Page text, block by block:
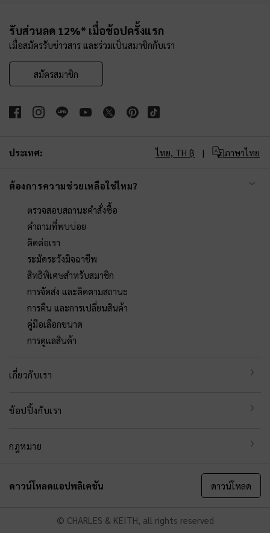
รับส่วนลด 12%* เมื่อช้อปครั้งแรก
เมื่อสมัครรับข่าวสาร และร่วมเป็นสมาชิกกับเรา
สมัครสมาชิก
ประเทศ: ไทย, TH ฿ ภาษาไทย
ต้องการความช่วยเหลือใช่ไหม?
ตรวจสอบสถานะคำสั่งซื้อ
คำถามที่พบบ่อย
ติดต่อเรา
ระมัดระวังมิจฉาชีพ
สิทธิพิเศษสำหรับสมาชิก
การจัดส่ง และติดตามสถานะ
การคืน และการเปลี่ยนสินค้า
คู่มือเลือกขนาด
การดูแลสินค้า
เกี่ยวกับเรา
ช้อปปิ้งกับเรา
กฎหมาย
ดาวน์โหลดแอปพลิเคชัน ดาวน์โหลด
© CHARLES & KEITH, all rights reserved